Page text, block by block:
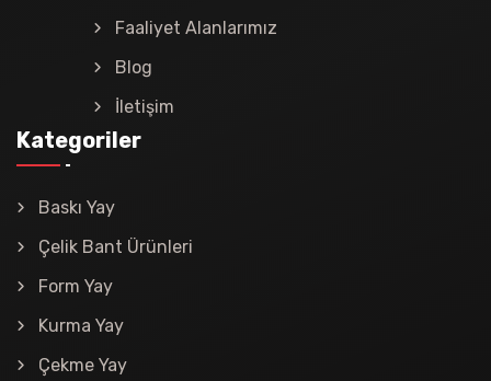
Faaliyet Alanlarımız
Blog
İletişim
Kategoriler
Baskı Yay
Çelik Bant Ürünleri
Form Yay
Kurma Yay
Çekme Yay